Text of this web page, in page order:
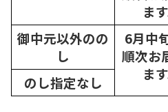
ます
御中元以外のの
し
6月中
順次お
ます
のし指定なし